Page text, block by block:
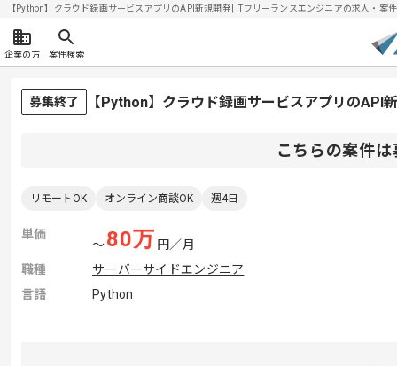
【Python】クラウド録画サービスアプリのAPI新規開発| ITフリーランスエンジニアの求人・
企業の方 案件検索
募集終了 【Python】クラウド録画サービスアプリのAPI
こちらの案件
リモートOK オンライン商談OK 週4日
単価
〜80万 円／月
職種
サーバーサイドエンジニア
言語
Python